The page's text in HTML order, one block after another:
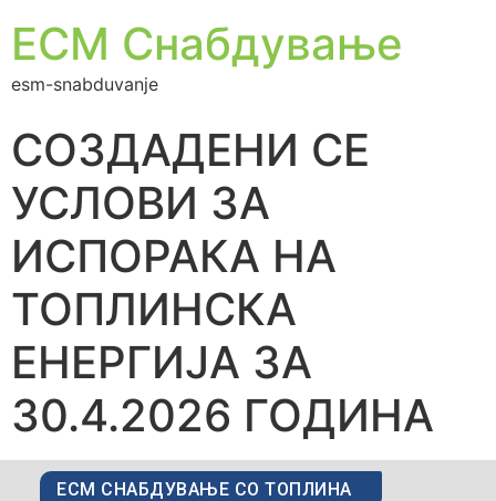
ЕСМ Снабдување
esm-snabduvanje
СОЗДАДЕНИ СЕ
УСЛОВИ ЗА
ИСПОРАКА НА
ТОПЛИНСКА
ЕНЕРГИЈА ЗА
30.4.2026 ГОДИНА
ЕСМ СНАБДУВАЊЕ СО ТОПЛИНА